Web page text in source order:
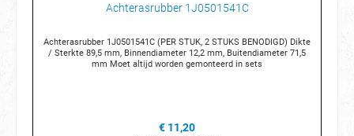
Achterasrubber 1J0501541C
Achterasrubber 1J0501541C (PER STUK, 2 STUKS BENODIGD) Dikte
/ Sterkte 89,5 mm, Binnendiameter 12,2 mm, Buitendiameter 71,5
mm Moet altijd worden gemonteerd in sets
€ 11,20